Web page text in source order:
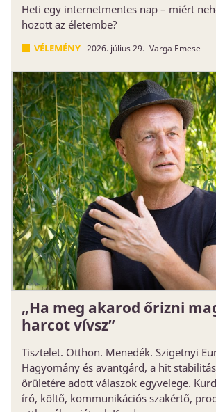
Heti egy internetmentes nap – miért
hozott az életembe?
VÉLEMÉNY 2026. július 29. Varga Emese
„Ha meg akarod őrizni
harcot vívsz”
Tisztelet. Otthon. Menedék. Szigetnyi
Hagyomány és avantgárd, a hit
őrületére adott válaszok egyvelege.
író, költő, kommunikációs szakértő,